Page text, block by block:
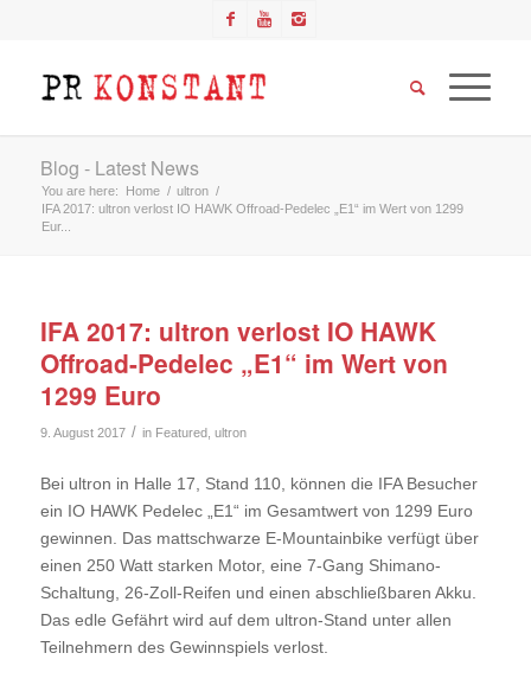
Blog - Latest News
You are here: Home / ultron /
IFA 2017: ultron verlost IO HAWK Offroad-Pedelec „E1“ im Wert von 1299
Eur...
IFA 2017: ultron verlost IO HAWK
Offroad-Pedelec „E1“ im Wert von
1299 Euro
9. August 2017 / in Featured, ultron
Bei ultron in Halle 17, Stand 110, können die IFA Besucher
ein IO HAWK Pedelec „E1“ im Gesamtwert von 1299 Euro
gewinnen. Das mattschwarze E-Mountainbike verfügt über
einen 250 Watt starken Motor, eine 7-Gang Shimano-
Schaltung, 26-Zoll-Reifen und einen abschließbaren Akku.
Das edle Gefährt wird auf dem ultron-Stand unter allen
Teilnehmern des Gewinnspiels verlost.